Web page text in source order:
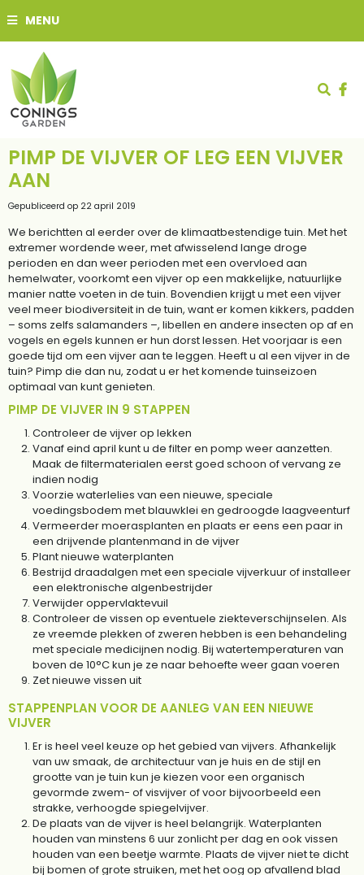
n
MENU
PIMP DE VIJVER OF LEG EEN VIJVER
AAN
Gepubliceerd op 22 april 2019
We berichtten al eerder over de klimaatbestendige tuin. Met het
extremer wordende weer, met afwisselend lange droge
perioden en dan weer perioden met een overvloed aan
hemelwater, voorkomt een vijver op een makkelijke, natuurlijke
manier natte voeten in de tuin. Bovendien krijgt u met een vijver
veel meer biodiversiteit in de tuin, want er komen kikkers, padden
– soms zelfs salamanders –, libellen en andere insecten op af en
vogels en egels kunnen er hun dorst lessen. Het voorjaar is een
goede tijd om een vijver aan te leggen. Heeft u al een vijver in de
tuin? Pimp die dan nu, zodat u er het komende tuinseizoen
optimaal van kunt genieten.
PIMP DE VIJVER IN 9 STAPPEN
Controleer de vijver op lekken
Vanaf eind april kunt u de filter en pomp weer aanzetten.
Maak de filtermaterialen eerst goed schoon of vervang ze
indien nodig
Voorzie waterlelies van een nieuwe, speciale
voedingsbodem met blauwklei en gedroogde laagveenturf
Vermeerder moerasplanten en plaats er eens een paar in
een drijvende plantenmand in de vijver
Plant nieuwe waterplanten
Bestrijd draadalgen met een speciale vijverkuur of installeer
een elektronische algenbestrijder
Verwijder oppervlaktevuil
Controleer de vissen op eventuele ziekteverschijnselen. Als
ze vreemde plekken of zweren hebben is een behandeling
met speciale medicijnen nodig. Bij watertemperaturen van
boven de 10°C kun je ze naar behoefte weer gaan voeren
Zet nieuwe vissen uit
STAPPENPLAN VOOR DE AANLEG VAN EEN NIEUWE
VIJVER
Er is heel veel keuze op het gebied van vijvers. Afhankelijk
van uw smaak, de architectuur van je huis en de stijl en
grootte van je tuin kun je kiezen voor een organisch
gevormde zwem- of visvijver of voor bijvoorbeeld een
strakke, verhoogde spiegelvijver.
De plaats van de vijver is heel belangrijk. Waterplanten
houden van minstens 6 uur zonlicht per dag en ook vissen
houden van een beetje warmte. Plaats de vijver niet te dicht
bij bomen of grote struiken, met het oog op afvallend blad